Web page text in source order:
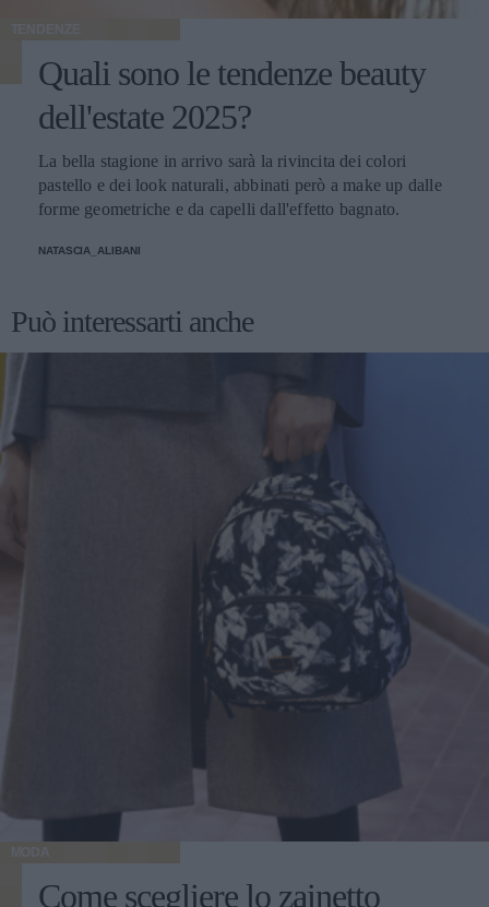
TENDENZE
Quali sono le tendenze beauty
dell'estate 2025?
La bella stagione in arrivo sarà la rivincita dei colori
pastello e dei look naturali, abbinati però a make up dalle
forme geometriche e da capelli dall'effetto bagnato.
NATASCIA_ALIBANI
Può interessarti anche
MODA
Come scegliere lo zainetto